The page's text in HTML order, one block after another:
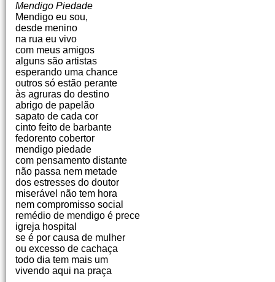
Mendigo Piedade
Mendigo eu sou,
desde menino
na rua eu vivo
com meus amigos
alguns são artistas
esperando uma chance
outros só estão perante
às agruras do destino
abrigo de papelão
sapato de cada cor
cinto feito de barbante
fedorento cobertor
mendigo piedade
com pensamento distante
não passa nem metade
dos estresses do doutor
miserável não tem hora
nem compromisso social
remédio de mendigo é prece
igreja hospital
se é por causa de mulher
ou excesso de cachaça
todo dia tem mais um
vivendo aqui na praça